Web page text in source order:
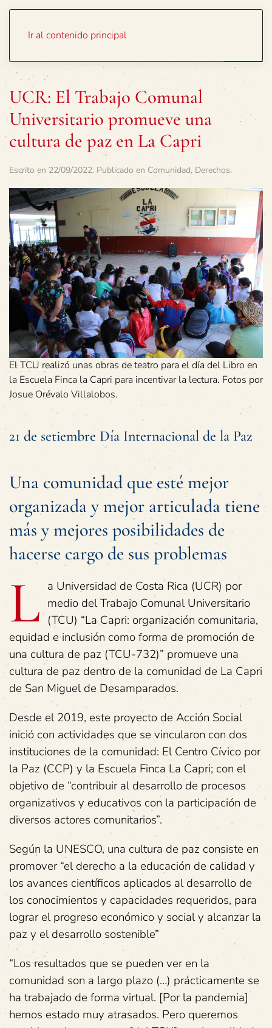
Ir al contenido principal
UCR: El Trabajo Comunal
Universitario promueve una
cultura de paz en La Capri
Escrito en 22/09/2022. Publicado en Comunidad, Derechos.
El TCU realizó unas obras de teatro para el día del Libro en
la Escuela Finca la Capri para incentivar la lectura. Fotos por
Josue Orévalo Villalobos.
21 de setiembre Día Internacional de la Paz
Una comunidad que esté mejor
organizada y mejor articulada tiene
más y mejores posibilidades de
hacerse cargo de sus problemas
L a Universidad de Costa Rica (UCR) por
medio del Trabajo Comunal Universitario
(TCU) “La Capri: organización comunitaria,
equidad e inclusión como forma de promoción de
una cultura de paz (TCU-732)” promueve una
cultura de paz dentro de la comunidad de La Capri
de San Miguel de Desamparados.
Desde el 2019, este proyecto de Acción Social
inició con actividades que se vincularon con dos
instituciones de la comunidad: El Centro Cívico por
la Paz (CCP) y la Escuela Finca La Capri; con el
objetivo de “contribuir al desarrollo de procesos
organizativos y educativos con la participación de
diversos actores comunitarios”.
Según la UNESCO, una cultura de paz consiste en
promover “el derecho a la educación de calidad y
los avances científicos aplicados al desarrollo de
los conocimientos y capacidades requeridos, para
lograr el progreso económico y social y alcanzar la
paz y el desarrollo sostenible”
“Los resultados que se pueden ver en la
comunidad son a largo plazo (…) prácticamente se
ha trabajado de forma virtual. [Por la pandemia]
hemos estado muy atrasados. Pero queremos